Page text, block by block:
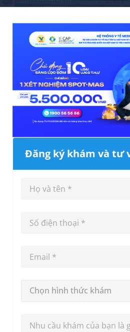
Đăng ký khám và tư
Chọn hình thức khám